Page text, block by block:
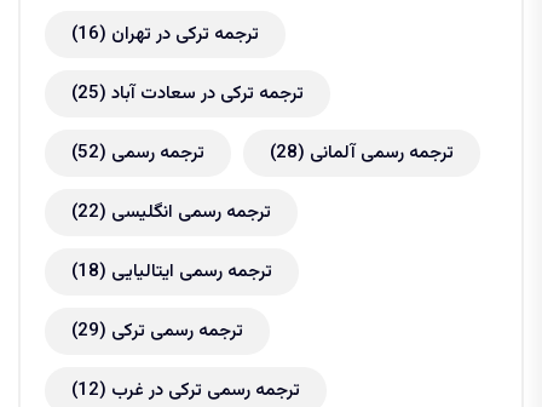
ترجمه ترکی در تهران (16)
ترجمه ترکی در سعادت آباد (25)
ترجمه رسمی (52) ترجمه رسمی آلمانی (28)
ترجمه رسمی انگلیسی (22)
ترجمه رسمی ایتالیایی (18)
ترجمه رسمی ترکی (29)
ترجمه رسمی ترکی در غرب (12)